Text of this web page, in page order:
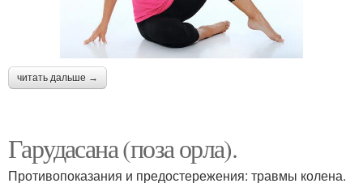
читать дальше →
Гарудасана (поза орла).
Противопоказания и предостережения: травмы колена.